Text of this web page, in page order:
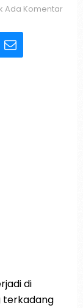
Ada Komentar
di
terkadang